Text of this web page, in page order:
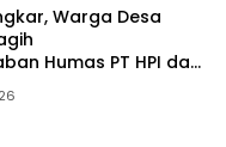
Warga Desa
Humas PT HPI dan
Diduga Terlibat